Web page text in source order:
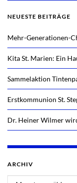
NEUESTE BEITRÄGE
Mehr-Generationen-
Kita St. Marien: Ein
Sammelaktion
Erstkommunion St.
Dr. Heiner Wilmer
ARCHIV